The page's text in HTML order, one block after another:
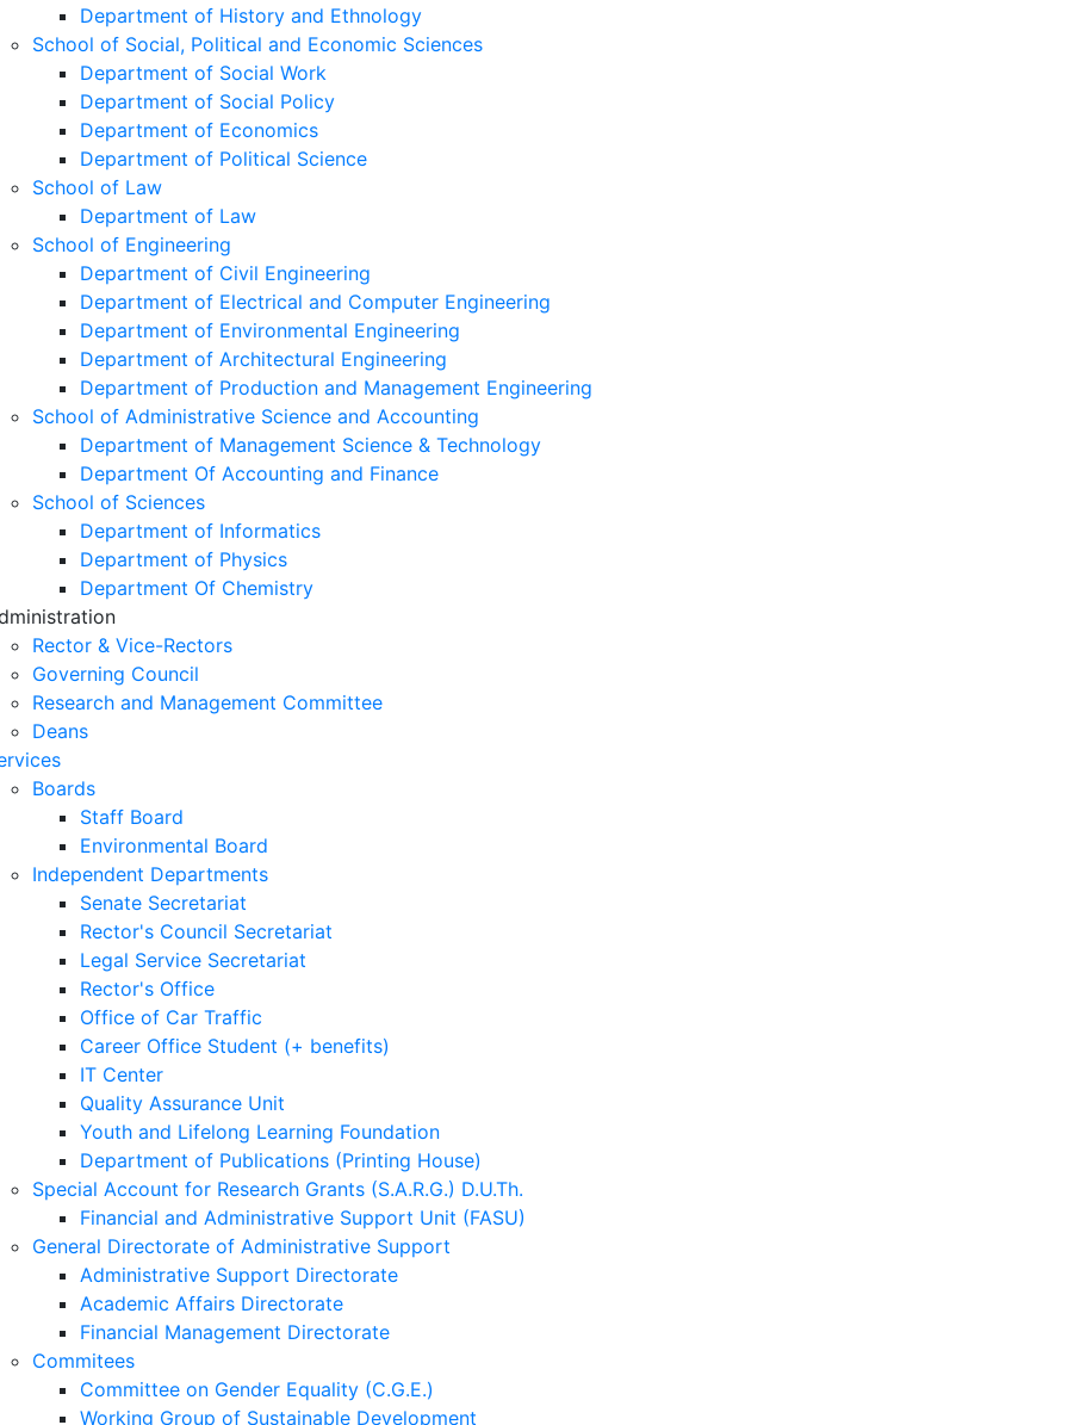
Department of History and Ethnology
School of Social, Political and Economic Sciences
Department of Social Work
Department of Social Policy
Department of Economics
Department of Political Science
School of Law
Department of Law
School of Engineering
Department of Civil Engineering
Department of Electrical and Computer Engineering
Department of Environmental Engineering
Department of Architectural Engineering
Department of Production and Management Engineering
School of Administrative Science and Accounting
Department of Management Science & Technology
Department Of Accounting and Finance
School of Sciences
Department of Informatics
Department of Physics
Department Of Chemistry
Rector & Vice-Rectors
Governing Council
Research and Management Committee
Deans
Boards
Staff Board
Environmental Board
Independent Departments
Senate Secretariat
Rector's Council Secretariat
Legal Service Secretariat
Rector's Office
Office of Car Traffic
Career Office Student (+ benefits)
IT Center
Quality Assurance Unit
Youth and Lifelong Learning Foundation
Department of Publications (Printing House)
Special Account for Research Grants (S.A.R.G.) D.U.Th.
Financial and Administrative Support Unit (FASU)
General Directorate of Administrative Support
Administrative Support Directorate
Academic Affairs Directorate
Financial Management Directorate
Commitees
Committee on Gender Equality (C.G.E.)
Working Group of Sustainable Development